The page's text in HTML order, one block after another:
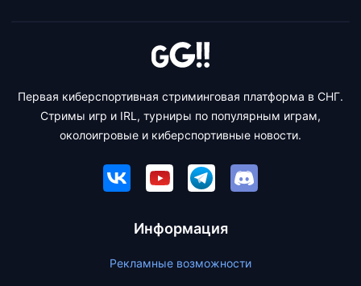
Первая киберспортивная стриминговая платформа в СНГ.
Стримы игр и IRL, турниры по популярным играм,
околоигровые и киберспортивные новости.
Информация
Рекламные возможности